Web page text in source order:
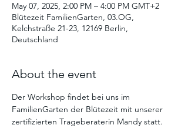
May 07, 2025, 2:00 PM – 4:00 PM GMT+2
Blütezeit FamilienGarten, 03.OG,
Kelchstraße 21-23, 12169 Berlin,
Deutschland
About the event
Der Workshop findet bei uns im
FamilienGarten der Blütezeit mit unserer
zertifizierten Trageberaterin Mandy statt.